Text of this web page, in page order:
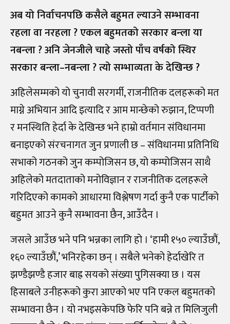
अब यो निर्वाचनपछि कसैले बहुमत ल्याउने सम्भावना
रहला वा नरहला ? एकल बहुमतको सरकार बन्ला या
नबन्ला ? अनि जेनजीले चाहे जस्तो पाँच वर्षको स्थिर
सरकार बन्ला–नबन्ला ? त्यो सम्भाव्यता के देखिन्छ ?
अहिलेसम्मको यो चुनावी सरगर्मी, राजनीतिक दलहरूको मत
माग्ने अभियान आदि इत्यादि र आम मान्छेको रुझान, टिप्पणी
र मनस्थिति हेर्दा के देखिन्छ भने हाम्रो वर्तमान संविधानमा
बनाइएको संरचनागत जुन प्रणाली छ – संविधानमा प्रतिनिधि
सभाको गठनको जुन कम्पोजिसन छ, यो कम्पोजिसन साथै
अहिलेको मतदाताको मनोविज्ञान र राजनीतिक दलहरूले
गरिदिएको कामको आधारमा विश्लेषण गर्दा कुनै एक पार्टीको
बहुमत आउने कुनै सम्भावना छैन, आउँदैन ।
जसले आउँछ भने पनि भन्नका लागि हो । ‘हामी १५० ल्याउँछौं,
१६० ल्याउँछौं,’ भनिरहेका छन् । सबैले भनेको हेर्दाखेरि त
झण्डैझण्डै हजार बाह्र सयको संख्या पुगिसक्या छ । यस
हिसाबले उनीहरूको कुरा आएको भए पनि एकल बहुमतको
सम्भावना छैन । यो नभइसकेपछि फेरि पनि बन्ने त मिलिजुली